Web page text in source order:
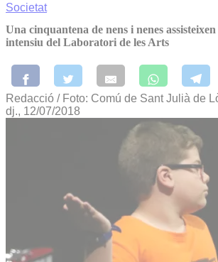
Societat
Una cinquantena de nens i nenes
intensiu del Laboratori de les Arts
Redacció / Foto: Comú de Sant Julià de
dj., 12/07/2018